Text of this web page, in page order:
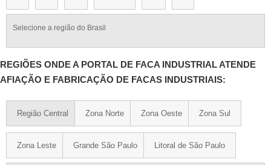
Selecione a região do Brasil
REGIÕES ONDE A PORTAL DE FACA INDUSTRIAL ATENDE
AFIAÇÃO E FABRICAÇÃO DE FACAS INDUSTRIAIS:
Região Central Zona Norte Zona Oeste Zona Sul
Zona Leste Grande São Paulo Litoral de São Paulo